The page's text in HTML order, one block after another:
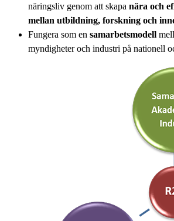
näringsliv genom att skapa nära och
mellan utbildning, forskning och
Fungera som en samarbetsmodell
myndigheter och industri på nationell